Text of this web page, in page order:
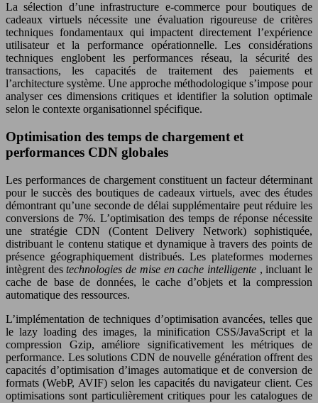
La sélection d’une infrastructure e-commerce pour boutiques de
cadeaux virtuels nécessite une évaluation rigoureuse de critères
techniques fondamentaux qui impactent directement l’expérience
utilisateur et la performance opérationnelle. Les considérations
techniques englobent les performances réseau, la sécurité des
transactions, les capacités de traitement des paiements et
l’architecture système. Une approche méthodologique s’impose pour
analyser ces dimensions critiques et identifier la solution optimale
selon le contexte organisationnel spécifique.
Optimisation des temps de chargement et
performances CDN globales
Les performances de chargement constituent un facteur déterminant
pour le succès des boutiques de cadeaux virtuels, avec des études
démontrant qu’une seconde de délai supplémentaire peut réduire les
conversions de 7%. L’optimisation des temps de réponse nécessite
une stratégie CDN (Content Delivery Network) sophistiquée,
distribuant le contenu statique et dynamique à travers des points de
présence géographiquement distribués. Les plateformes modernes
intègrent destechnologies de mise en cache intelligente , incluant le
cache de base de données, le cache d’objets et la compression
automatique des ressources.
L’implémentation de techniques d’optimisation avancées, telles que
le lazy loading des images, la minification CSS/JavaScript et la
compression Gzip, améliore significativement les métriques de
performance. Les solutions CDN de nouvelle génération offrent des
capacités d’optimisation d’images automatique et de conversion de
formats (WebP, AVIF) selon les capacités du navigateur client. Ces
optimisations sont particulièrement critiques pour les catalogues de